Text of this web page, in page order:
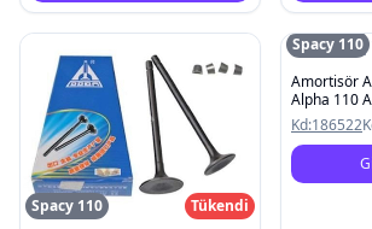
Spacy 110
Tükendi
Spacy 110
Amortisör Arka
Alpha 110
Spontını
Kd:186522